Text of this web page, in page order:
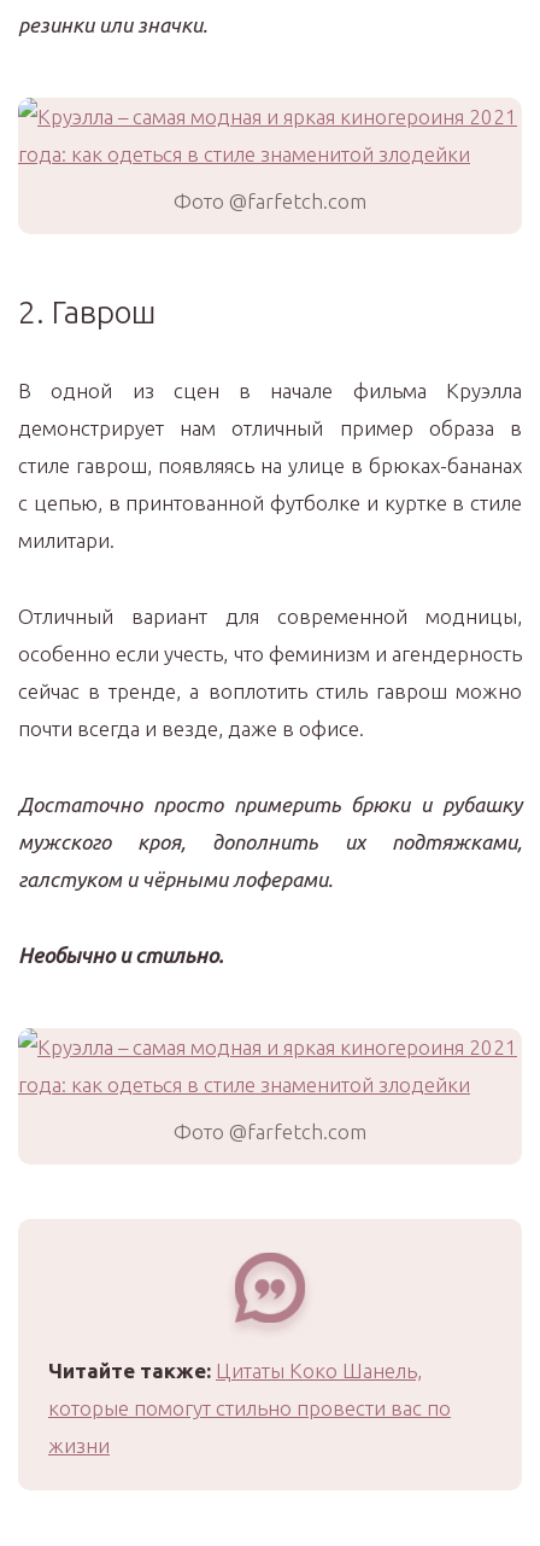
резинки или значки.
Фото @farfetch.com
2. Гаврош
В одной из сцен в начале фильма Круэлла
демонстрирует нам отличный пример образа в
стиле гаврош, появляясь на улице в брюках-бананах
с цепью, в принтованной футболке и куртке в стиле
милитари.
Отличный вариант для современной модницы,
особенно если учесть, что феминизм и агендерность
сейчас в тренде, а воплотить стиль гаврош можно
почти всегда и везде, даже в офисе.
Достаточно просто примерить брюки и рубашку
мужского кроя, дополнить их подтяжками,
галстуком и чёрными лоферами.
Необычно и стильно.
Фото @farfetch.com
Читайте также: Цитаты Коко Шанель,
которые помогут стильно провести вас по
жизни